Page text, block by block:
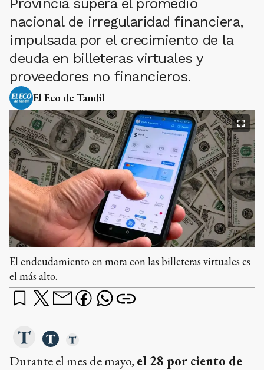
Provincia supera el promedio
nacional de irregularidad financiera,
impulsada por el crecimiento de la
deuda en billeteras virtuales y
proveedores no financieros.
El Eco de Tandil
El endeudamiento en mora con las billeteras virtuales es
el más alto.
Durante el mes de mayo, el 28 por ciento de